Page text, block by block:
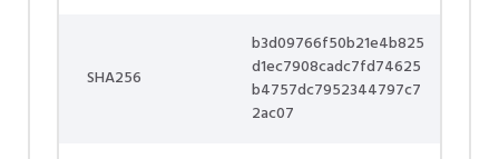
SHA256
b3d09766f50b21e4b825
d1ec7908cadc7fd74625
b4757dc7952344797c7
2ac07